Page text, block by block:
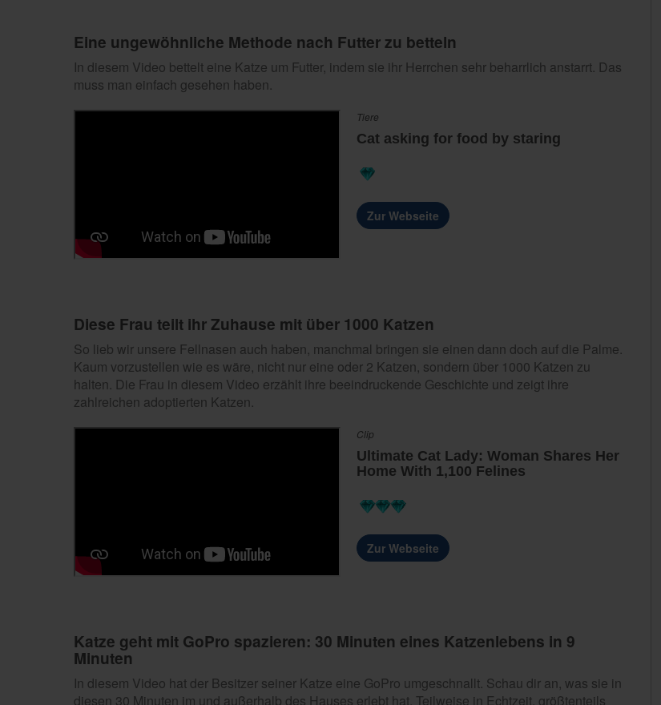
Eine ungewöhnliche Methode nach Futter zu betteln
In diesem Video bettelt eine Katze um Futter, indem sie ihr Herrchen sehr beharrlich anstarrt. Das
muss man einfach gesehen haben.
Tiere
Cat asking for food by staring
Zur Webseite
Diese Frau teilt ihr Zuhause mit über 1000 Katzen
So lieb wir unsere Fellnasen auch haben, manchmal bringen sie einen dann doch auf die Palme.
Kaum vorzustellen wie es wäre, nicht nur eine oder 2 Katzen, sondern über 1000 Katzen zu
halten. Die Frau in diesem Video erzählt ihre beeindruckende Geschichte und zeigt ihre
zahlreichen adoptierten Katzen.
Clip
Ultimate Cat Lady: Woman Shares Her
Home With 1,100 Felines
Zur Webseite
Katze geht mit GoPro spazieren: 30 Minuten eines Katzenlebens in 9
Minuten
In diesem Video hat der Besitzer seiner Katze eine GoPro umgeschnallt. Schau dir an, was sie in
diesen 30 Minuten im und außerhalb des Hauses erlebt hat. Teilweise in Echtzeit, größtenteils